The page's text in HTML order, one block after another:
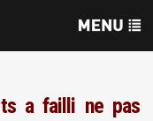
a failli ne pas